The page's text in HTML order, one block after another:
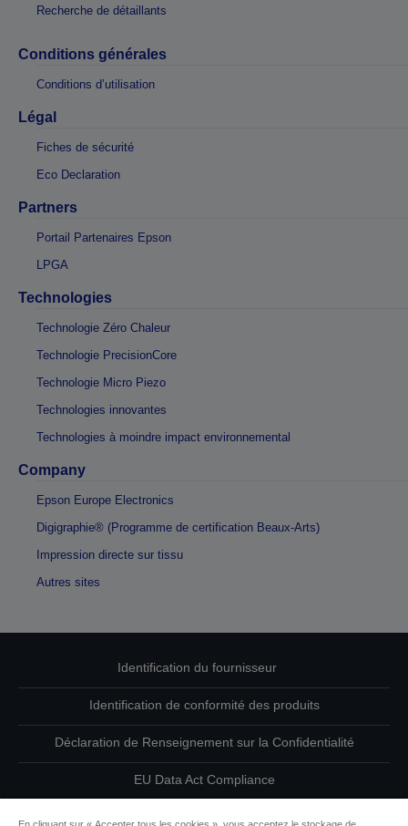
Recherche de détaillants
Conditions générales
Conditions d’utilisation
Légal
Fiches de sécurité
Eco Declaration
Partners
Portail Partenaires Epson
LPGA
Technologies
Technologie Zéro Chaleur
Technologie PrecisionCore
Technologie Micro Piezo
Technologies innovantes
Technologies à moindre impact environnemental
Company
Epson Europe Electronics
Digigraphie® (Programme de certification Beaux-Arts)
Impression directe sur tissu
Autres sites
Identification du fournisseur
Identification de conformité des produits
Déclaration de Renseignement sur la Confidentialité
EU Data Act Compliance